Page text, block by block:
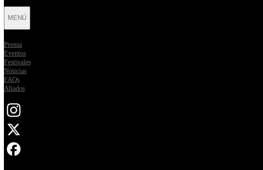
MENÚ
Prensa
Eventos
Festivales
Noticias
FAQs
Aliados
Abrir en una nueva pestaña
Abrir en una nueva pestaña
Abrir en una nueva pestaña